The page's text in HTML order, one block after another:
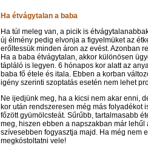
Ha étvágytalan a baba
Ha túl meleg van, a picik is
új élmény pedig elvonja a figyelmüket az
erőltessük minden áron az evést. Azonban
Ha a baba étvágytalan, akkor különösen
tápláló is legyen. 6 hónapos kor alatt az
baba fő étele és itala. Ebben a korban
igény szerinti szoptatás esetén nem lehet
Ne ijedjünk meg, ha a kicsi nem akar enni,
kor után rendszeresen még más folyadékot
főzött gyümölcsteát. Sűrűbb, tartalmasabb
meg, hiszen ebben a napszakban már
szívesebben fogyasztja majd. Ha még nem
megkóstoltatni vele!